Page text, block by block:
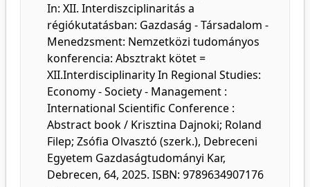
In: XII. Interdiszciplinaritás a
régiókutatásban: Gazdaság - Társadalom -
Menedzsment: Nemzetközi tudományos
konferencia: Absztrakt kötet =
XII.Interdisciplinarity In Regional Studies:
Economy - Society - Management :
International Scientific Conference :
Abstract book / Krisztina Dajnoki; Roland
Filep; Zsófia Olvasztó (szerk.), Debreceni
Egyetem Gazdaságtudományi Kar,
Debrecen, 64, 2025. ISBN: 9789634907176